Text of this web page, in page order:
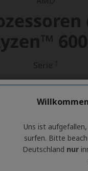
Uns ist
surfen. Bitte
Deutschland nur